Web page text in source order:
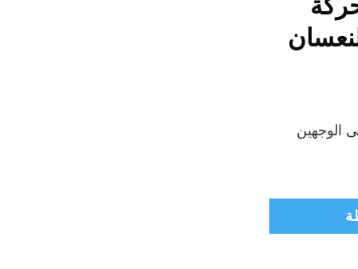
الوجهين